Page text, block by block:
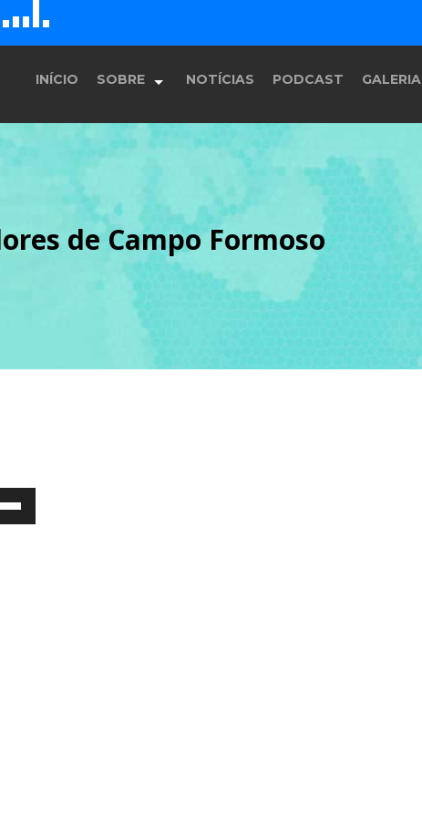
D
E F G
INÍCIO SOBRE
História
Equipe
Programação
NOTÍCIAS PODCAST GALERIA
de Campo Formoso